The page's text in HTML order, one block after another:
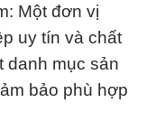
Một đơn vị
uy tín và chất
danh mục sản
bảo phù hợp